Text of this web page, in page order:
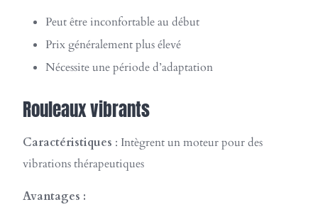
Peut être inconfortable au début
Prix généralement plus élevé
Nécessite une période d’adaptation
Rouleaux vibrants
Caractéristiques : Intègrent un moteur pour des
vibrations thérapeutiques
Avantages :